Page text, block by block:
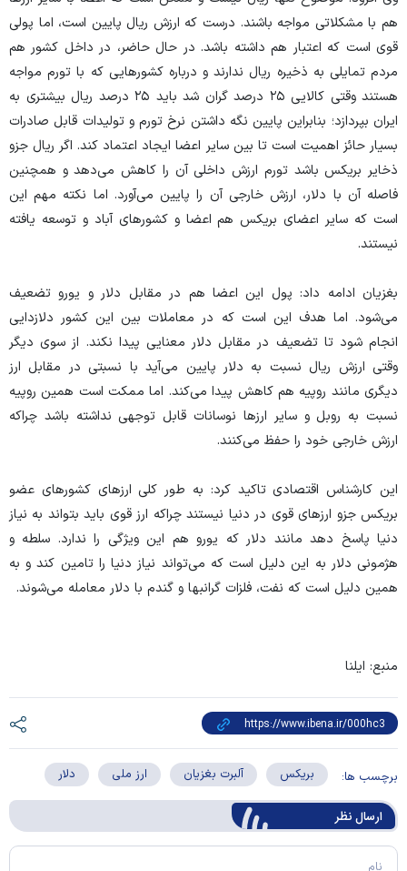
هم با مشکلاتی مواجه باشند. درست که ارزش ریال پایین است، اما پولی
قوی است که اعتبار هم داشته باشد. در حال حاضر، در داخل کشور هم
مردم تمایلی به ذخیره ریال ندارند و درباره کشور‌هایی که با تورم مواجه
هستند وقتی کالایی ۲۵ درصد گران شد باید ۲۵ درصد ریال بیشتری به
ایران بپردازد؛ بنابراین پایین نگه داشتن نرخ تورم و تولیدات قابل صادرات
بسیار حائز اهمیت است تا بین سایر اعضا ایجاد اعتماد کند. اگر ریال جزو
ذخایر بریکس باشد تورم ارزش داخلی آن را کاهش می‌دهد و همچنین
فاصله آن با دلار، ارزش خارجی آن را پایین می‌آورد. اما نکته مهم این
است که سایر اعضای بریکس هم اعضا و کشور‌های آباد و توسعه یافته
نیستند.
بغزیان ادامه داد: پول این اعضا هم در مقابل دلار و یورو تضعیف
می‌شود. اما هدف این است که در معاملات بین این کشور دلازدایی
انجام شود تا تضعیف در مقابل دلار معنایی پیدا نکند. از سوی دیگر
وقتی ارزش ریال نسبت به دلار پایین می‌آید با نسبتی در مقابل ارز
دیگری مانند روپیه هم کاهش پیدا می‌کند. اما ممکت است همین روپیه
نسبت به روبل و سایر ارز‌ها نوسانات قابل توجهی نداشته باشد چراکه
ارزش خارجی خود را حفظ می‌کنند.
این کارشناس اقتصادی تاکید کرد: به طور کلی ارز‌های کشور‌های عضو
بریکس جزو ارز‌های قوی در دنیا نیستند چراکه ارز قوی باید بتواند به نیاز
دنیا پاسخ دهد مانند دلار که یورو هم این ویژگی را ندارد. سلطه و
هژمونی دلار به این دلیل است که می‌تواند نیاز دنیا را تامین کند و به
همین دلیل است که نفت، فلزات گرانبها و گندم با دلار معامله می‌شوند.
منبع: ایلنا
برچسب ها: بریکس آلبرت بغزیان ارز ملی دلار
ارسال‌ نظر